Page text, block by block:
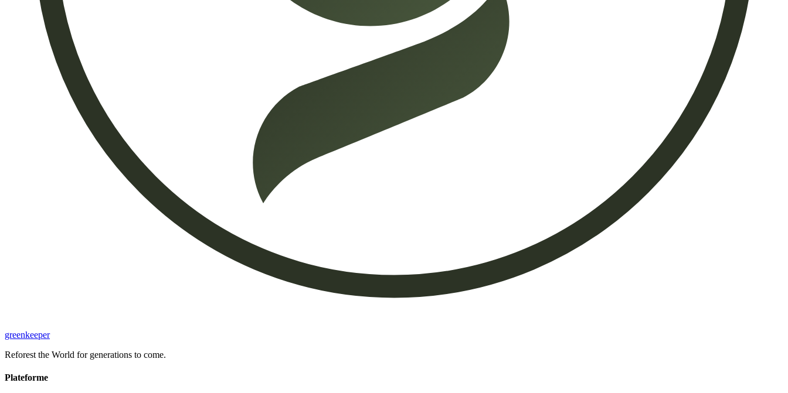
greenkeeper
Reforest the World for generations to come.
Plateforme